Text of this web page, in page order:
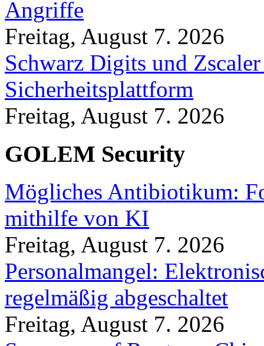
Angriffe
Freitag, August 7. 2026
Schwarz Digits und
Sicherheitsplattform
Freitag, August 7. 2026
GOLEM Security
Mögliches Antibiotikum:
mithilfe von KI
Freitag, August 7. 2026
Personalmangel:
regelmäßig abgeschaltet
Freitag, August 7. 2026